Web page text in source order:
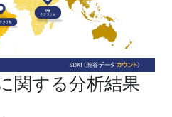
関する分析結果